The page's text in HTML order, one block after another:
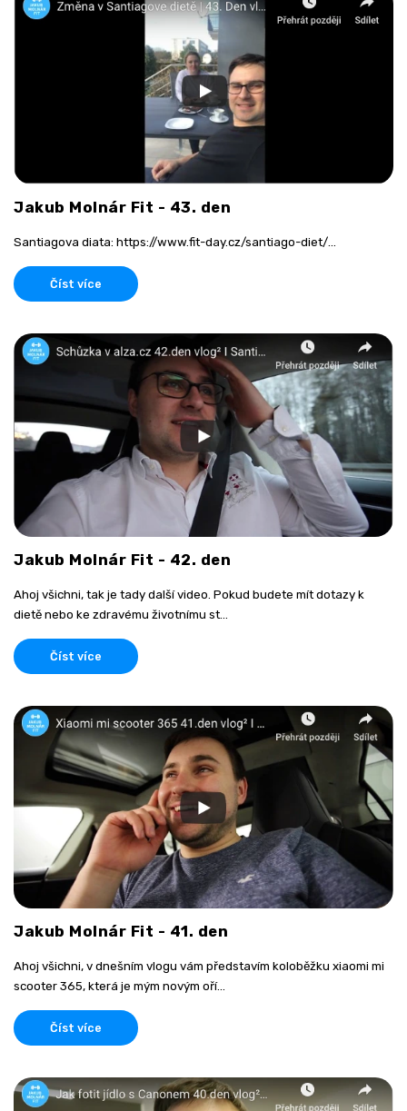
Jakub Molnár Fit - 43. den
Santiagova diata: https://www.fit-day.cz/santiago-diet/...
Číst více
Jakub Molnár Fit - 42. den
Ahoj všichni, tak je tady další video. Pokud budete mít dotazy k
dietě nebo ke zdravému životnímu st...
Číst více
Jakub Molnár Fit - 41. den
Ahoj všichni, v dnešním vlogu vám představím koloběžku xiaomi mi
scooter 365, která je mým novým oří...
Číst více